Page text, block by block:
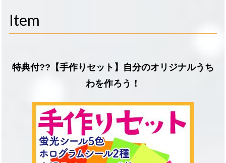
Item
特典付??【手作りセット】自分のオリジナルうち
わを作ろう！